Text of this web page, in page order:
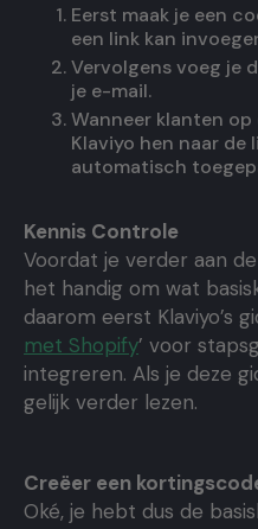
Eerst maak je een
een link kan
Vervolgens voeg je
je e-mail.
Wanneer klanten
Klaviyo hen naar
automatisch
Kennis Controle
Voordat je verder aan
het handig om wat
daarom eerst Klaviyo’s
met Shopify’ voor
integreren. Als je deze
gelijk verder lezen.
Creëer een
Oké, je hebt dus de